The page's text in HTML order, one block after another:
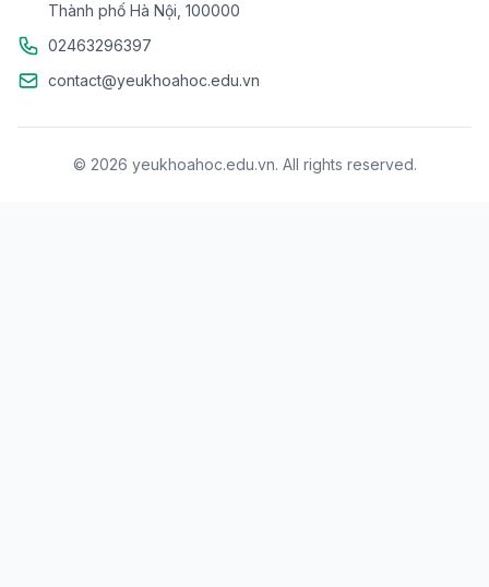
Thành phố Hà Nội, 100000
02463296397
contact@yeukhoahoc.edu.vn
© 2026 yeukhoahoc.edu.vn. All rights reserved.